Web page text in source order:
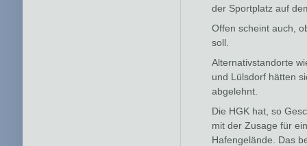
der Sportplatz auf
Offen scheint auch,
soll.
Alternativstandorte
und Lülsdorf hätten
abgelehnt.
Die HGK hat, so
mit der Zusage für
Hafengelände. Das